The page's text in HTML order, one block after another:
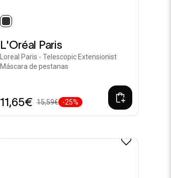
selected
L'Oréal Paris
Loreal Paris - Telescopic Extensionist
Máscara de pestanas
11,65€ 15,59€ -25%